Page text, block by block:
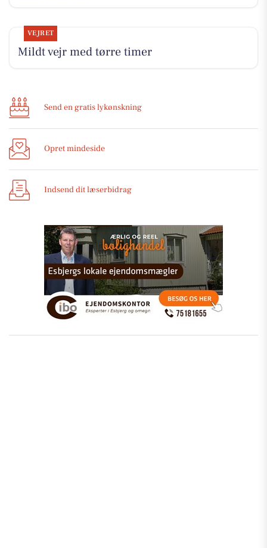
VEJRET
Mildt vejr med tørre timer
Send en gratis lykønskning
Opret mindeside
Indsend dit læserbidrag